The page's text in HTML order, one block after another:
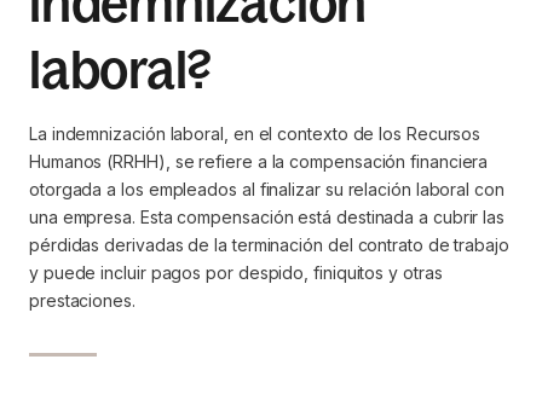
laboral?
La indemnización laboral, en el contexto de los Recursos
Humanos (RRHH), se refiere a la compensación financiera
otorgada a los empleados al finalizar su relación laboral con
una empresa. Esta compensación está destinada a cubrir las
pérdidas derivadas de la terminación del contrato de trabajo
y puede incluir pagos por despido, finiquitos y otras
prestaciones.